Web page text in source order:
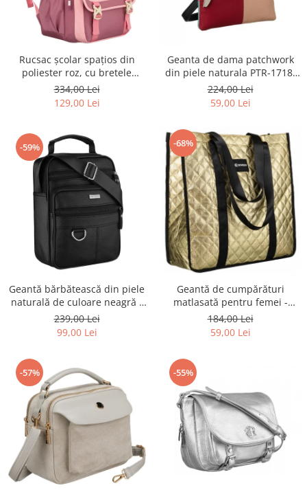
Rucsac școlar spațios din
poliester roz, cu bretele
reglabile - Peterson PTR-PTN
8610-1327 PINK
334,00 Lei
129,00 Lei
Geanta de dama patchwork
din piele naturala PTR-1718-
SKL-6922 MULTI
224,00 Lei
59,00 Lei
-59%
Geantă bărbătească din piele
naturală de culoare neagră -
Rovicky PTR-R-ST7-01-7571-
BLACK
239,00 Lei
99,00 Lei
-68%
Geantă de cumpărături
matlasată pentru femei -
Rovicky PTR-RSPV-001P-5277
GOLD
184,00 Lei
59,00 Lei
-57% -55%